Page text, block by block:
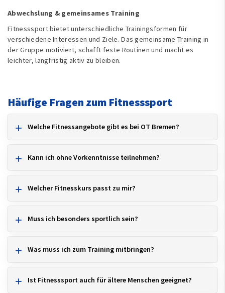
Abwechslung & gemeinsames Training
Fitnesssport bietet unterschiedliche Trainingsformen für
verschiedene Interessen und Ziele. Das gemeinsame Training in
der Gruppe motiviert, schafft feste Routinen und macht es
leichter, langfristig aktiv zu bleiben.
Häufige Fragen zum Fitnesssport
Welche Fitnessangebote gibt es bei OT Bremen?
Kann ich ohne Vorkenntnisse teilnehmen?
Welcher Fitnesskurs passt zu mir?
Muss ich besonders sportlich sein?
Was muss ich zum Training mitbringen?
Ist Fitnesssport auch für ältere Menschen geeignet?